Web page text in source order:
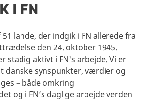
i FN
lande, der indgik i FN allerede fra
den 24. oktober 1945.
stadig aktivt i FN's arbejde. Vi er
danske synspunkter, værdier og
– både omkring
og i FN’s daglige arbejde verden